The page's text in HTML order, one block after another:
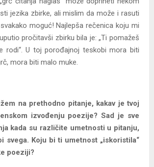
jezika zbirke, ali mislim da može i rasuti
moguć! Najlepša rečenica koju mi
pročitavši zbirku bila je: „Ti pomažeš
rodi“. U toj porođajnoj teskobi mora biti
mora biti malo muke.
na prethodno pitanje, kakav je tvoj
izvođenju poezije? Sad je sve
kada su različite umetnosti u pitanju,
svega. Koju bi ti umetnost „iskoristila“
poeziji?